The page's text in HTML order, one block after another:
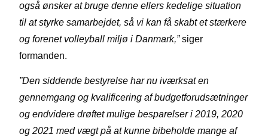
også ønsker at bruge denne ellers kedelige situation
til at styrke samarbejdet, så vi kan få skabt et stærkere
og forenet volleyball miljø i Danmark,”siger
formanden.
”Den siddende bestyrelse har nu iværksat en
gennemgang og kvalificering af budgetforudsætninger
og endvidere drøftet mulige besparelser i 2019, 2020
og 2021 med vægt på at kunne bibeholde mange af